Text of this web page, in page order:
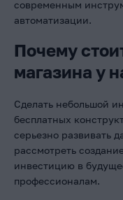
современным
автоматизации.
Почему
магазина у
Сделать небольшой
бесплатных
серьезно развивать
рассмотреть
инвестицию в
профессионалам.